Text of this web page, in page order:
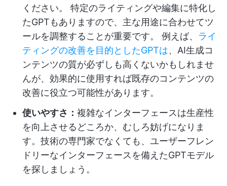
ください。 特定のライティングや編集に特化し
たGPTもありますので、主な用途に合わせてツ
ールを調整することが重要です。 例えば、 ライ
ティングの改善を目的としたGPTは、AI生成コ
ンテンツの質が必ずしも高くないかもしれませ
んが、効果的に使用すれば既存のコンテンツの
改善に役立つ可能性があります。
使いやすさ： 複雑なインターフェースは生産性
を向上させるどころか、むしろ妨げになりま
す。技術の専門家でなくても、ユーザーフレン
ドリーなインターフェースを備えたGPTモデル
を探しましょう。